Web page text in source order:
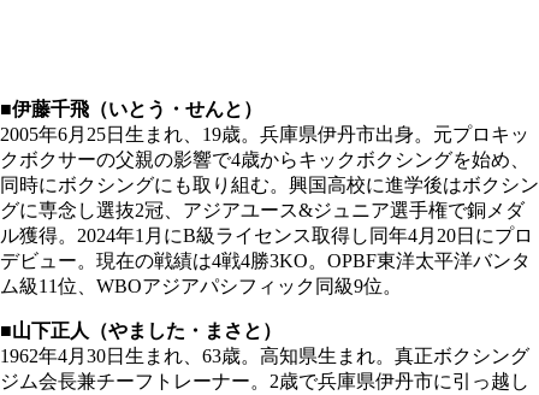
■伊藤千飛（いとう・せんと）
2005年6月25日生まれ、19歳。兵庫県伊丹市出身。元プロキッ
クボクサーの父親の影響で4歳からキックボクシングを始め、
同時にボクシングにも取り組む。興国高校に進学後はボクシン
グに専念し選抜2冠、アジアユース&ジュニア選手権で銅メダ
ル獲得。2024年1月にB級ライセンス取得し同年4月20日にプロ
デビュー。現在の戦績は4戦4勝3KO。OPBF東洋太平洋バンタ
ム級11位、WBOアジアパシフィック同級9位。
■山下正人（やました・まさと）
1962年4月30日生まれ、63歳。高知県生まれ。真正ボクシング
ジム会長兼チーフトレーナー。2歳で兵庫県伊丹市に引っ越し